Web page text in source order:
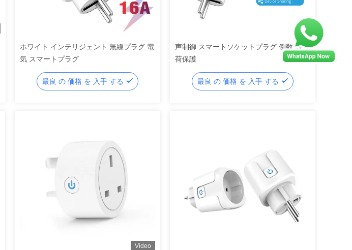
ホワイト インテリジェント 無線プラグ 電
気 スマートプラグ
最良 の 価格 を 入手 する
声制御 スマートソケットプラグ 倒数/過負
荷保護
最良 の 価格 を 入手 する
Video